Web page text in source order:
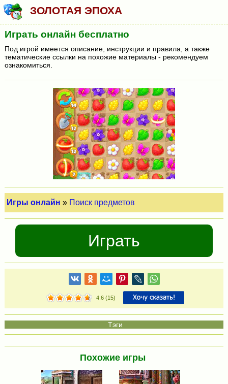
ЗОЛОТАЯ ЭПОХА
Играть онлайн бесплатно
Под игрой имеется описание, инструкции и правила, а также
тематические ссылки на похожие материалы - рекомендуем
ознакомиться.
Игры онлайн » Поиск предметов
Играть
4.6(15)
Похожие игры